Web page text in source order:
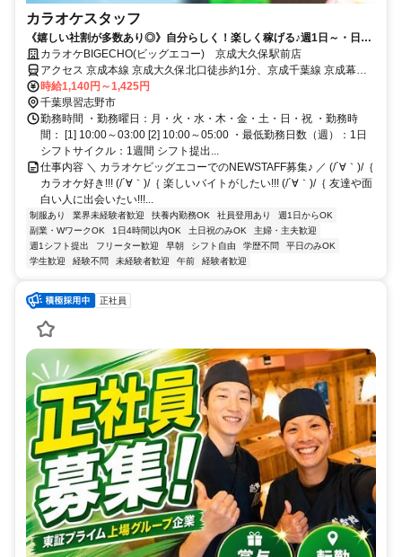
カラオケスタッフ
《嬉しい社割が多数あり◎》自分らしく！楽しく稼げる♪週1日～・日払
いOK！
カラオケBIGECHO(ビッグエコー) 京成大久保駅前店
アクセス 京成本線 京成大久保北口徒歩約1分、京成千葉線 京成幕張
本郷東口徒歩約24分、ＪＲ総武本線 幕張本郷東口徒歩約24分
時給1,140円～1,425円
千葉県習志野市
勤務時間 ・勤務曜日：月・火・水・木・金・土・日・祝 ・勤務時
間： [1] 10:00～03:00 [2] 10:00～05:00 ・最低勤務日数（週）：1日
シフトサイクル：1週間 シフト提出...
仕事内容 ＼ カラオケビッグエコーでのNEWSTAFF募集♪ ／ (/´∀｀)/｛
カラオケ好き!!! (/´∀｀)/｛ 楽しいバイトがしたい!!! (/´∀｀)/｛ 友達や面
白い人に出会いたい!!!...
制服あり 業界未経験者歓迎 扶養内勤務OK 社員登用あり
週1日からOK
副業・WワークOK
1日4時間以内OK 土日祝のみOK
主婦・主夫歓迎
週1シフト提出
フリーター歓迎 早朝 シフト自由 学歴不問
平日のみOK
学生歓迎
経験不問 未経験者歓迎 午前 経験者歓迎
正社員